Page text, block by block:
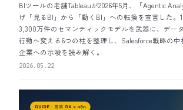
BIツールの老舗Tableauが2026年5月、「Agentic
げ「見るBI」から「動くBI」への転換を宣言した。
3,300万件のセマンティックモデルを武器に、デー
行動へ変える6つの柱を整理し、Salesforce戦略の
企業への示唆を読み解く。
2026.05.22